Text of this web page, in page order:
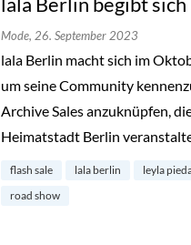
Mode, 26. September 2023
lala Berlin macht sich im
um seine Community
Archive Sales anzuknüpfen,
Heimatstadt Berlin
flash sale lala berlin leyla
road show